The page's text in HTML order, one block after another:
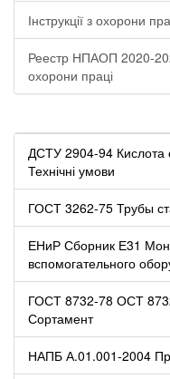
Інструкції з охорони
Реестр НПАОП 2020-
охорони праці
ДСТУ 2904-94 Кислота
Технічні умови
ГОСТ 3262-75 Трубы
ЕНиР Сборник Е31
вспомогательного
ГОСТ 8732-78 ОСТ
Сортамент
НАПБ А.01.001-2004